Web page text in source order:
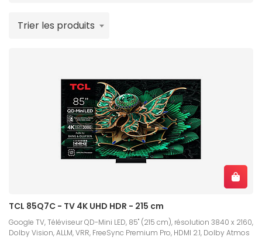
Trier les produits
TCL 85Q7C - TV 4K UHD HDR - 215 cm
Google TV, Téléviseur QD-Mini LED, 85" (215 cm), résolution 3840 x 2160,
Dolby Vision, ALLM, VRR, FreeSync Premium Pro, HDMI 2.1, Dolby Atmos